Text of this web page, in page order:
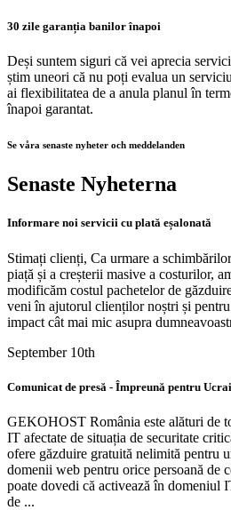
30 zile garanția banilor înapoi
Deși suntem siguri că vei aprecia
știm uneori că nu poți evalua un
ai flexibilitatea de a anula planul în
înapoi garantat.
Se våra senaste nyheter och meddelanden
Senaste Nyheterna
Informare noi servicii cu plată eșalonată
Stimați clienți, Ca urmare a
piață și a creșterii masive a costurilor,
modificăm costul pachetelor de
veni în ajutorul clienților noștri și
impact cât mai mic asupra
September 10th
Comunicat de presă - Împreună pentru
GEKOHOST România este alături de
IT afectate de situația de securitate
ofere găzduire gratuită nelimită pentru
domenii web pentru orice persoană de
poate dovedi că activează în domeniul
de ...